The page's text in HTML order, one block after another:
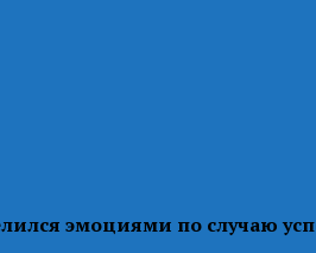
эмоциями по случаю